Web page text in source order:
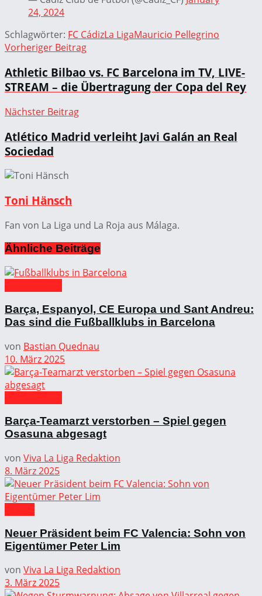
24, 2024
Schlagwörter: FC CádizLa LigaMauricio Pellegrino
Vorheriger Beitrag
Athletic Bilbao vs. FC Barcelona im TV, LIVE-
STREAM – die Übertragung der Copa del Rey
Nächster Beitrag
Atlético Madrid verleiht Javi Galán an Real
Sociedad
Toni Hänsch
Fan von La Liga und La Roja aus Málaga.
Ähnliche Beiträge
Barça, Espanyol, CE Europa und Sant Andreu:
Das sind die Fußballklubs in Barcelona
von Bastian Quednau
10. März 2025
Barça-Teamarzt verstorben – Spiel gegen
Osasuna abgesagt
von Viva La Liga Redaktion
8. März 2025
Neuer Präsident beim FC Valencia: Sohn von
Eigentümer Peter Lim
von Viva La Liga Redaktion
3. März 2025